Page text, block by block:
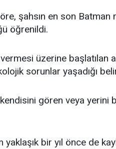
şahsın en son
öğrenildi.
vermesi üzerine
sorunlar yaşadığı
kendisini gören veya
yaklaşık bir yıl önce de